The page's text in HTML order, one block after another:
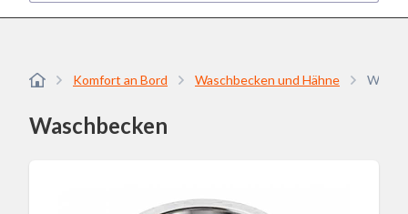
Komfort an Bord Waschbecken und Hähne
Waschbecken